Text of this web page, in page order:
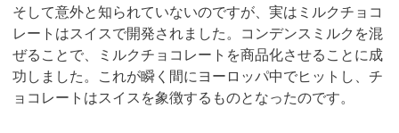
そして意外と知られていないのですが、実はミルクチョコ
レートはスイスで開発されました。コンデンスミルクを混
ぜることで、ミルクチョコレートを商品化させることに成
功しました。これが瞬く間にヨーロッパ中でヒットし、チ
ョコレートはスイスを象徴するものとなったのです。